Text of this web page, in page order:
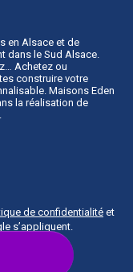
en Alsace et de
dans le Sud Alsace.
Achetez ou
construire votre
Maisons Eden
la réalisation de
de confidentialité et
s’appliquent.